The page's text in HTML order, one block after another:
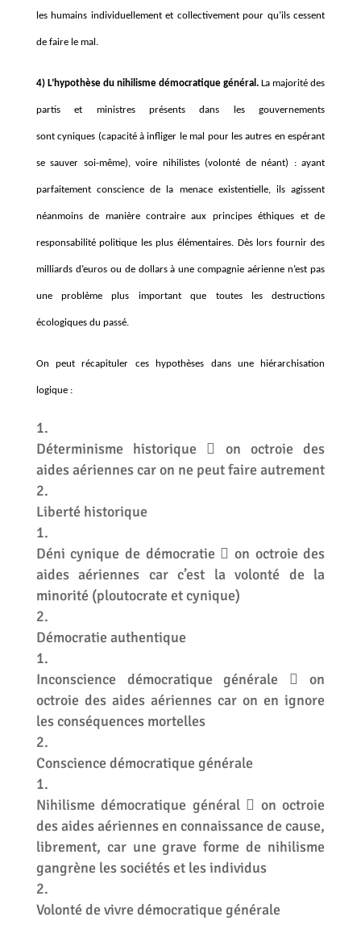
les humains individuellement et collectivement pour qu’ils cessent
de faire le mal.
4) L’hypothèse du nihilisme démocratique général. La majorité des
partis et ministres présents dans les gouvernements
sont cyniques (capacité à infliger le mal pour les autres en espérant
se sauver soi-même), voire nihilistes (volonté de néant) : ayant
parfaitement conscience de la menace existentielle, ils agissent
néanmoins de manière contraire aux principes éthiques et de
responsabilité politique les plus élémentaires. Dès lors fournir des
milliards d’euros ou de dollars à une compagnie aérienne n’est pas
une problème plus important que toutes les destructions
écologiques du passé.
On peut récapituler ces hypothèses dans une hiérarchisation
logique :
Déterminisme historique 
on octroie des
aides aériennes car on ne peut faire autrement
Liberté historique
Déni cynique de démocratie  on octroie des
aides aériennes car c’est la volonté de la
minorité (ploutocrate et cynique)
Démocratie authentique
Inconscience démocratique générale 
on
octroie des aides aériennes car on en ignore
les conséquences mortelles
Conscience démocratique générale
Nihilisme démocratique général  on octroie
des aides aériennes en connaissance de cause,
librement, car une grave forme de nihilisme
gangrène les sociétés et les individus
Volonté de vivre démocratique générale